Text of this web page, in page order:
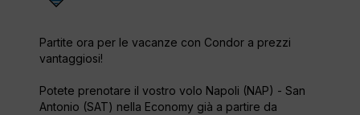
Partite ora per le vacanze con Condor a prezzi
vantaggiosi!
Potete prenotare il vostro volo Napoli (NAP) - San
Antonio (SAT) nella Economy già a partire da